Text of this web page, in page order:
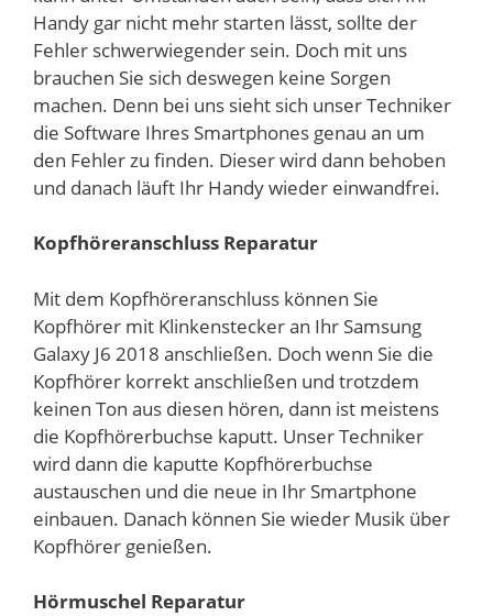
Handy gar nicht mehr starten lässt, sollte der
Fehler schwerwiegender sein. Doch mit uns
brauchen Sie sich deswegen keine Sorgen
machen. Denn bei uns sieht sich unser Techniker
die Software Ihres Smartphones genau an um
den Fehler zu finden. Dieser wird dann behoben
und danach läuft Ihr Handy wieder einwandfrei.
Kopfhöreranschluss Reparatur
Mit dem Kopfhöreranschluss können Sie
Kopfhörer mit Klinkenstecker an Ihr Samsung
Galaxy J6 2018 anschließen. Doch wenn Sie die
Kopfhörer korrekt anschließen und trotzdem
keinen Ton aus diesen hören, dann ist meistens
die Kopfhörerbuchse kaputt. Unser Techniker
wird dann die kaputte Kopfhörerbuchse
austauschen und die neue in Ihr Smartphone
einbauen. Danach können Sie wieder Musik über
Kopfhörer genießen.
Hörmuschel Reparatur